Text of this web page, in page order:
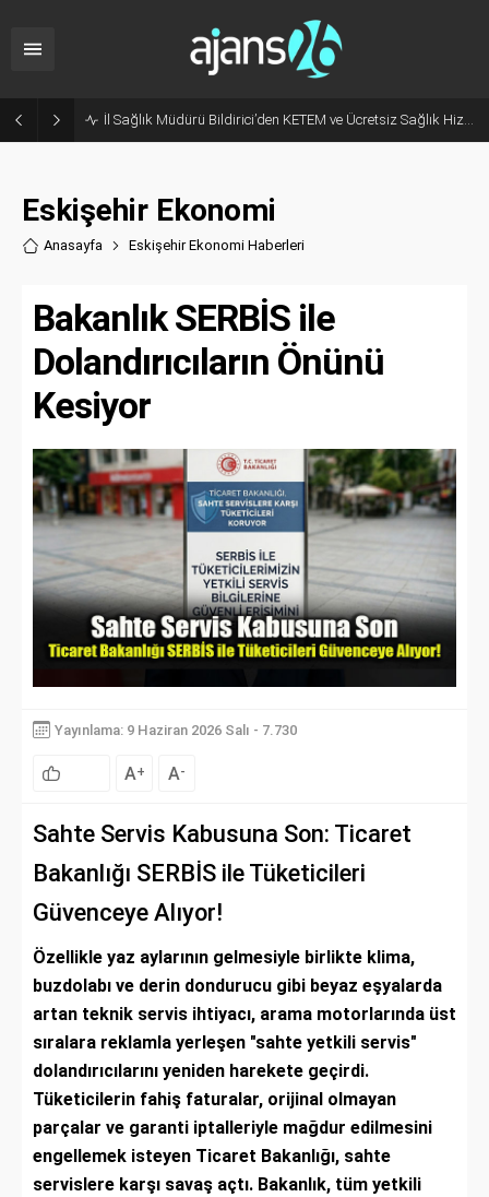
Hani Eskişehir Kaleydi? Yeni Parti’ye Geçişte Hesaplar Tutmadı!
Eskişehir Ekonomi
Anasayfa Eskişehir Ekonomi Haberleri
Bakanlık SERBİS ile
Dolandırıcıların Önünü
Kesiyor
Yayınlama: 9 Haziran 2026 Salı - 7.730
A+ A-
Sahte Servis Kabusuna Son: Ticaret
Bakanlığı SERBİS ile Tüketicileri
Güvenceye Alıyor!
Özellikle yaz aylarının gelmesiyle birlikte klima,
buzdolabı ve derin dondurucu gibi beyaz eşyalarda
artan teknik servis ihtiyacı, arama motorlarında üst
sıralara reklamla yerleşen "sahte yetkili servis"
dolandırıcılarını yeniden harekete geçirdi.
Tüketicilerin fahiş faturalar, orijinal olmayan
parçalar ve garanti iptalleriyle mağdur edilmesini
engellemek isteyen Ticaret Bakanlığı, sahte
servislere karşı savaş açtı. Bakanlık, tüm yetkili